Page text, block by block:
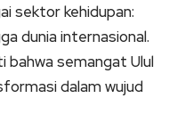
sektor kehidupan:
dunia internasional.
bahwa semangat Ulul
dalam wujud